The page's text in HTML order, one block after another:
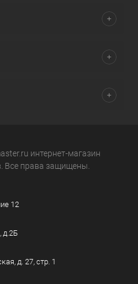
интернет-магазин
Все права защищены.
12
д.2Б
д. 27, стр. 1